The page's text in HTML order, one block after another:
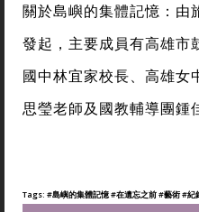
關於島嶼的集體記憶：由
發起，主要成員有高雄市
國中林宜家校長、高雄女
思瑩老師及國教輔導團鍾
Tags: #島嶼的集體記憶#在遺忘之前#藝術#紀